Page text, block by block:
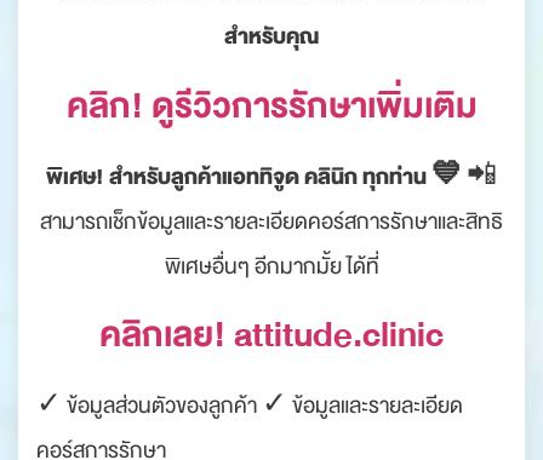
สำหรับคุณ
คลิก! ดูรีวิวการรักษาเพิ่มเติม
พิเศษ! สำหรับลูกค้าแอททิจูด คลินิก ทุกท่าน 💙 📲
สามารถเช็กข้อมูลและรายละเอียดคอร์สการรักษาและสิทธิ
พิเศษอื่นๆ อีกมากมั้ย ได้ที่
คลิกเลย! attitude.clinic
✓ ข้อมูลส่วนตัวของลูกค้า ✓ ข้อมูลและรายละเอียด
คอร์สการรักษา